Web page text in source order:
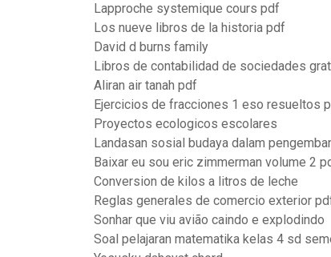
Lapproche systemique cours pdf
Los nueve libros de la historia pdf
David d burns family
Libros de contabilidad de sociedades
Aliran air tanah pdf
Ejercicios de fracciones 1 eso resueltos
Proyectos ecologicos escolares
Landasan sosial budaya dalam
Baixar eu sou eric zimmerman volume 2
Conversion de kilos a litros de leche
Reglas generales de comercio exterior
Sonhar que viu avião caindo e explodindo
Soal pelajaran matematika kelas 4 sd